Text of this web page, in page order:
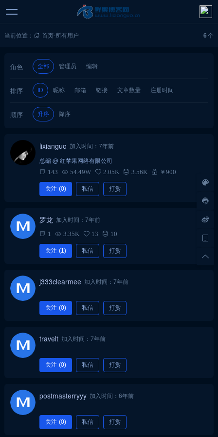
当前位置： 首页-所有用户 6个
角色 全部 管理员 编辑
排序 ID 昵称 邮箱 链接 文章数量 注册时间
顺序 升序 降序
lixianguo 加入时间：7年前
总编@ 红苹果网络有限公司
143 54.49W 2.05K 3.56K ￥900
关注 (0) 私信 打赏
罗龙 加入时间：7年前
1 3.35K 13 10
关注 (1) 私信 打赏
j333clearmee 加入时间：7年前
关注 (0) 私信 打赏
travelt 加入时间：7年前
关注 (0) 私信 打赏
postmasterryyy 加入时间：6年前
关注 (0) 私信 打赏